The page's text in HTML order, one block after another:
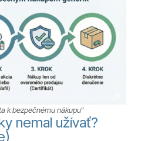
k bezpečnému nákupu“
nemal užívať?